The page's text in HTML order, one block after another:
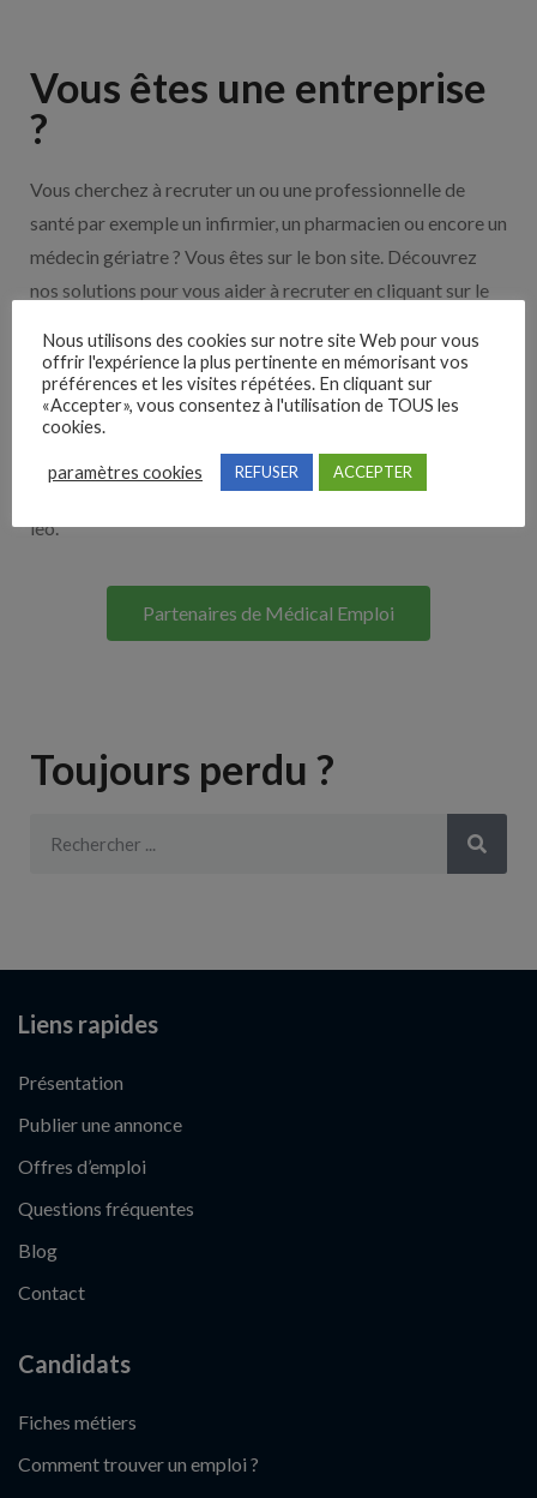
Vous êtes une entreprise
?
Vous cherchez à recruter un ou une professionnelle de
santé par exemple un infirmier, un pharmacien ou encore un
médecin gériatre ? Vous êtes sur le bon site. Découvrez
nos solutions pour vous aider à recruter en cliquant sur le
Nos solutions entreprises
Lorem ipsum dolor sit amet, consectetur adipiscing elit. Ut
elit tellus, luctus nec ullamcorper mattis, pulvinar dapibus
leo.
Partenaires de Médical Emploi
Toujours perdu ?
Liens rapides
Présentation
Publier une annonce
Offres d’emploi
Questions fréquentes
Blog
Contact
Candidats
Fiches métiers
Comment trouver un emploi ?
Nous utilisons des cookies sur notre site Web pour vous
offrir l'expérience la plus pertinente en mémorisant vos
préférences et les visites répétées. En cliquant sur
«Accepter», vous consentez à l'utilisation de TOUS les
cookies.
paramètres cookies REFUSER ACCEPTER